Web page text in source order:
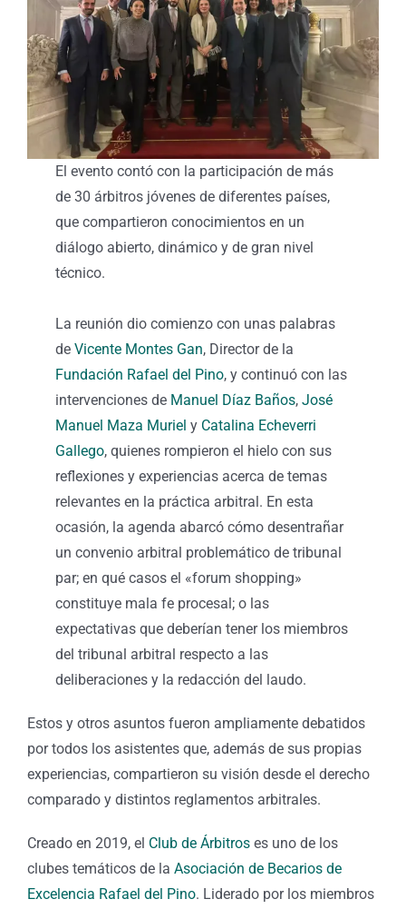
El evento contó con la participación de más
de 30 árbitros jóvenes de diferentes países,
que compartieron conocimientos en un
diálogo abierto, dinámico y de gran nivel
técnico.
La reunión dio comienzo con unas palabras
deVicente Montes Gan, Director de la
Fundación Rafael del Pino, y continuó con las
intervenciones de Manuel Díaz Baños,José
Manuel Maza Muriel y Catalina Echeverri
Gallego, quienes rompieron el hielo con sus
reflexiones y experiencias acerca de temas
relevantes en la práctica arbitral. En esta
ocasión, la agenda abarcó cómo desentrañar
un convenio arbitral problemático de tribunal
par; en qué casos el «forum shopping»
constituye mala fe procesal; o las
expectativas que deberían tener los miembros
del tribunal arbitral respecto a las
deliberaciones y la redacción del laudo.
Estos y otros asuntos fueron ampliamente debatidos
por todos los asistentes que, además de sus propias
experiencias, compartieron su visión desde el derecho
comparado y distintos reglamentos arbitrales.
Creado en 2019, el Club de Árbitros es uno de los
clubes temáticos de la Asociación de Becarios de
Excelencia Rafael del Pino. Liderado por los miembros